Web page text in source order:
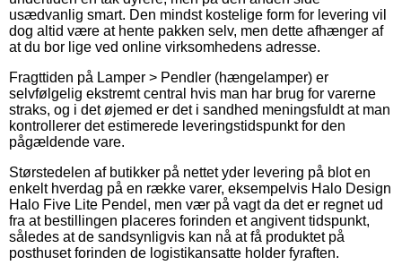
usædvanlig smart. Den mindst kostelige form for levering vil
dog altid være at hente pakken selv, men dette afhænger af
at du bor lige ved online virksomhedens adresse.
Fragttiden på Lamper > Pendler (hængelamper) er
selvfølgelig ekstremt central hvis man har brug for varerne
straks, og i det øjemed er det i sandhed meningsfuldt at man
kontrollerer det estimerede leveringstidspunkt for den
pågældende vare.
Størstedelen af butikker på nettet yder levering på blot en
enkelt hverdag på en række varer, eksempelvis Halo Design
Halo Five Lite Pendel, men vær på vagt da det er regnet ud
fra at bestillingen placeres forinden et angivent tidspunkt,
således at de sandsynligvis kan nå at få produktet på
posthuset forinden de logistikansatte holder fyraften.